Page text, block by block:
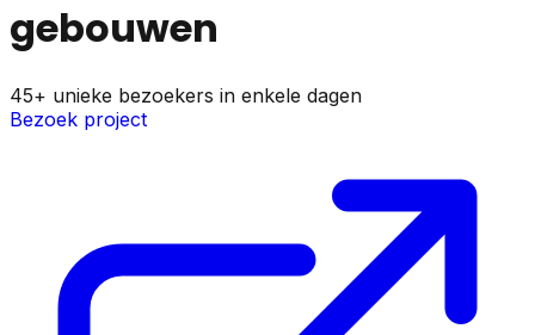
gebouwen
45+ unieke bezoekers in enkele dagen
Bezoek project